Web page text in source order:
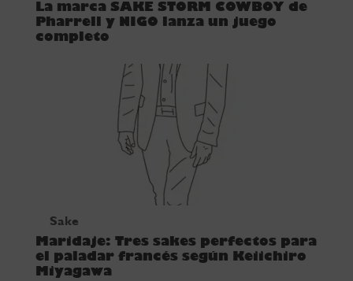
La marca SAKE STORM COWBOY de
Pharrell y NIGO lanza un juego
completo
Sake
Maridaje: Tres sakes perfectos para
el paladar francés según Keiichiro
Miyagawa